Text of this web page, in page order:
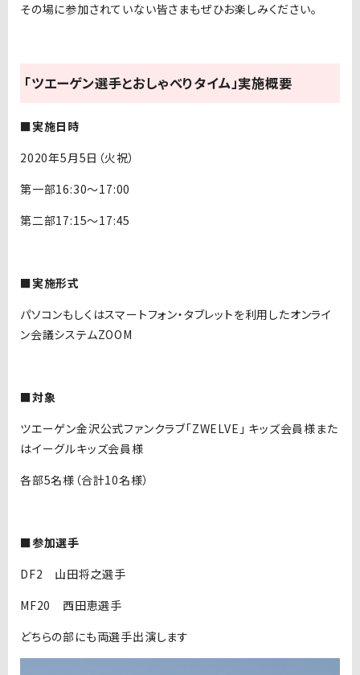
その場に参加されていない皆さまもぜひお楽しみください。
「ツエーゲン選手とおしゃべりタイム」実施概要
■実施日時
2020年5月5日（火祝）
第一部16:30〜17:00
第二部17:15〜17:45
■実施形式
パソコンもしくはスマートフォン・タブレットを利用したオンライ
ン会議システムZOOM
■対象
ツエーゲン金沢公式ファンクラブ「ZWELVE」 キッズ会員様また
はイーグルキッズ会員様
各部5名様（合計10名様）
■参加選手
DF2 山田将之選手
MF20 西田恵選手
どちらの部にも両選手出演します